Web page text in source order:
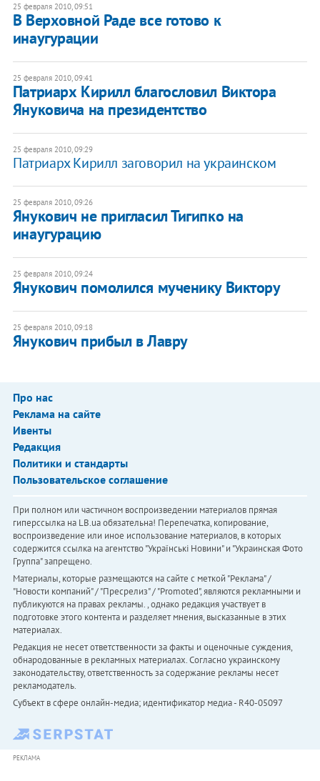
25 февраля 2010, 09:51
В Верховной Раде все готово к
инаугурации
25 февраля 2010, 09:41
Патриарх Кирилл благословил Виктора
Януковича на президентство
25 февраля 2010, 09:29
Патриарх Кирилл заговорил на украинском
25 февраля 2010, 09:26
Янукович не пригласил Тигипко на
инаугурацию
25 февраля 2010, 09:24
Янукович помолился мученику Виктору
25 февраля 2010, 09:18
Янукович прибыл в Лавру
Про нас
Реклама на сайте
Ивенты
Редакция
Политики и стандарты
Пользовательское соглашение
При полном или частичном воспроизведении материалов прямая
гиперссылка на LB.ua обязательна! Перепечатка, копирование,
воспроизведение или иное использование материалов, в которых
содержится ссылка на агентство "Українськi Новини" и "Украинская Фото
Группа" запрещено.
Материалы, которые размещаются на сайте с меткой "Реклама" /
"Новости компаний" / "Пресрелиз" / "Promoted", являются рекламными и
публикуются на правах рекламы. , однако редакция участвует в
подготовке этого контента и разделяет мнения, высказанные в этих
материалах.
Редакция не несет ответственности за факты и оценочные суждения,
обнародованные в рекламных материалах. Согласно украинскому
законодательству, ответственность за содержание рекламы несет
рекламодатель.
Субъект в сфере онлайн-медиа; идентификатор медиа - R40-05097
РЕКЛАМА